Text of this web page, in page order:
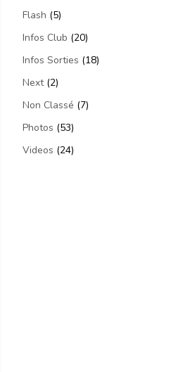
Flash (5)
Infos Club (20)
Infos Sorties (18)
Next(2)
Non Classé (7)
Photos (53)
Videos (24)